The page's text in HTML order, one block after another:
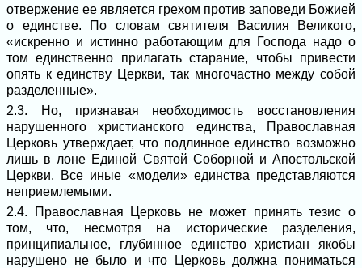
отвержение ее является грехом против заповеди Божией
о единстве. По словам святителя Василия Великого,
«искренно и истинно работающим для Господа надо о
том единственно прилагать старание, чтобы привести
опять к единству Церкви, так многочастно между собой
разделенные».
2.3. Но, признавая необходимость восстановления
нарушенного христианского единства, Православная
Церковь утверждает, что подлинное единство возможно
лишь в лоне Единой Святой Соборной и Апостольской
Церкви. Все иные «модели» единства представляются
неприемлемыми.
2.4. Православная Церковь не может принять тезис о
том, что, несмотря на исторические разделения,
принципиальное, глубинное единство христиан якобы
нарушено не было и что Церковь должна пониматься